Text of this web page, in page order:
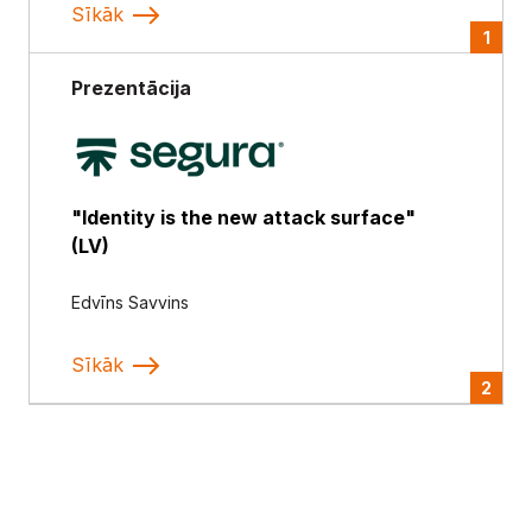
Sīkāk
1
Prezentācija
"Identity is the new attack surface"
(LV)
Edvīns Savvins
Sīkāk
2